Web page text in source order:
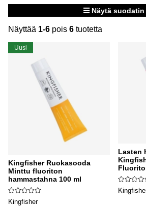
Näytä suodatin
Näyttää 1-6 pois 6 tuotetta
Tuotteet
Uusi
Kingfisher Ruokasooda
Minttu fluoriton
hammastahna 100 ml
Kingfisher
Lasten